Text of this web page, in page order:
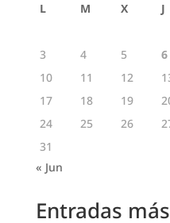
L M X J
3
4 5 6
10
11 12
17
18 19
24
25 26
31
« Jun
Entradas